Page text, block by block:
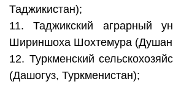
Таджикистан);
11. Таджикский аграрный
Шириншоха Шохтемура
12. Туркменский
(Дашогуз, Туркменистан);